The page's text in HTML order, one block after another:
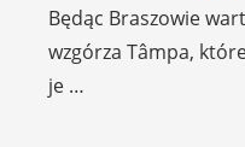
Będąc Braszowie
wzgórza Tâmpa,
je …